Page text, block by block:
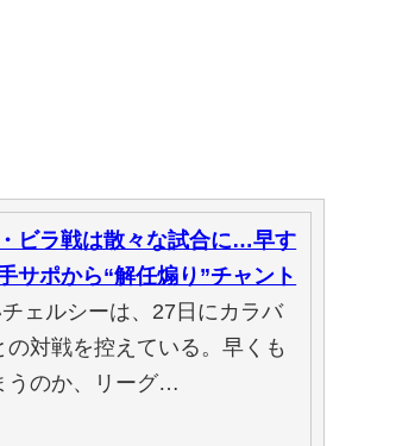
ビラ戦は散々な試合に…早す
サポから“解任煽り”チャント
ェルシーは、27日にカラバ
対戦を控えている。早くも
うのか、リーグ…